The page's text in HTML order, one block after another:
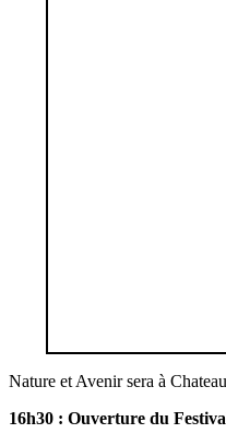
Nature et Avenir sera à
16h30 : Ouverture du